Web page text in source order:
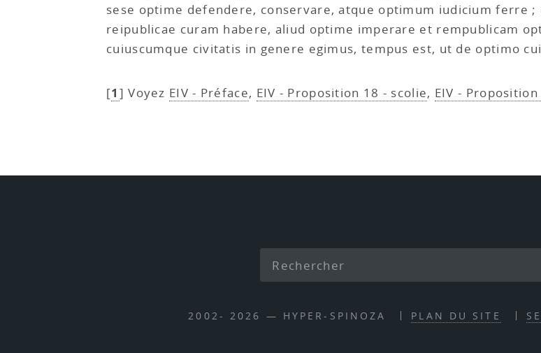
sese optime defendere, conservare, atque optimum iudicium ferre
reipublicae curam habere, aliud optime imperare et rempublicam
cuiuscumque civitatis in genere egimus, tempus est, ut de optimo
[1 ]Voyez EIV - Préface, EIV - Proposition 18 - scolie, EIV - Proposition
2002- 2026 — HYPER-SPINOZA PLAN DU SITE